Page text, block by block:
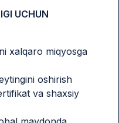
UCHUN
xalqaro miqyosga
oshirish
va shaxsiy